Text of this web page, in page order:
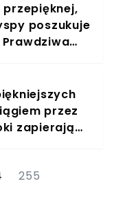
przepięknej,
poszukuje
przez
zapierają
255